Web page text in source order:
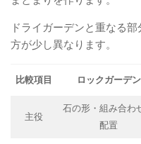
ドライガーデンと重なる
方が少し異なります。
比較項目 ロックガーデン
主役
石の形・組み合わ
配置